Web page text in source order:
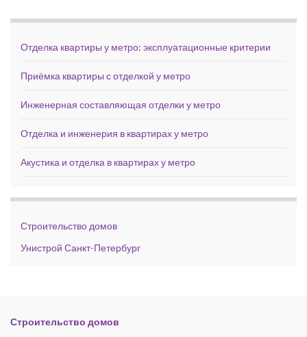
Отделка квартиры у метро: эксплуатационные критерии
Приёмка квартиры с отделкой у метро
Инженерная составляющая отделки у метро
Отделка и инженерия в квартирах у метро
Акустика и отделка в квартирах у метро
Строительство домов
Унистрой Санкт-Петербург
Строительство домов